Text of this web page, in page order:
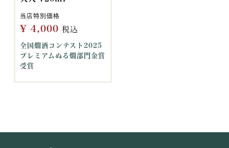
当店特別価格
¥ 4,000 税込
全国燗酒コンテスト2025
プレミアムぬる燗部門金賞
受賞